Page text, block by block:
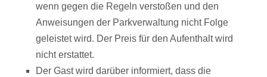
wenn gegen die Regeln verstoßen und den
Anweisungen der Parkverwaltung nicht Folge
geleistet wird. Der Preis für den Aufenthalt wird
nicht erstattet.
Der Gast wird darüber informiert, dass die